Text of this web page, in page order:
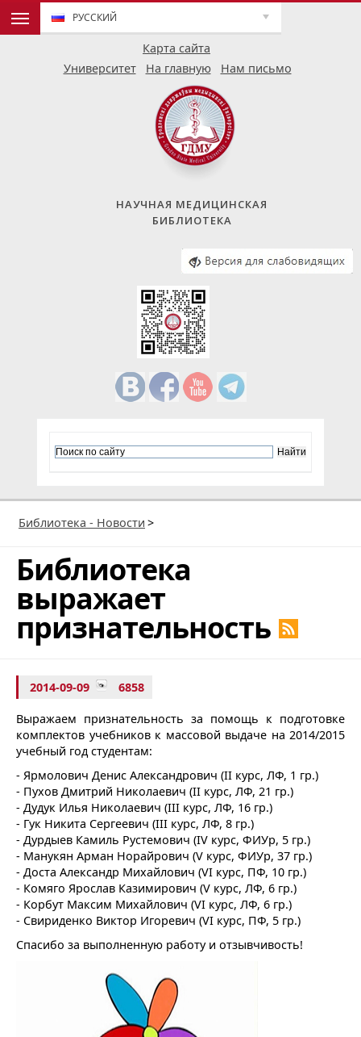
Карта сайта
РУССКИЙ
Университет На главную Нам письмо
НАУЧНАЯ МЕДИЦИНСКАЯ
БИБЛИОТЕКА
Библиотека - Новости >
Библиотека
выражает
признательность
2014-09-09 6858
Выражаем признательность за помощь к подготовке
комплектов учебников к массовой выдаче на 2014/2015
учебный год студентам:
- Ярмолович Денис Александрович (II курс, ЛФ, 1 гр.)
- Пухов Дмитрий Николаевич (II курс, ЛФ, 21 гр.)
- Дудук Илья Николаевич (III курс, ЛФ, 16 гр.)
- Гук Никита Сергеевич (III курс, ЛФ, 8 гр.)
- Дурдыев Камиль Рустемович (IV курс, ФИУр, 5 гр.)
- Манукян Арман Норайрович (V курс, ФИУр, 37 гр.)
- Доста Александр Михайлович (VI курс, ПФ, 10 гр.)
- Комяго Ярослав Казимирович (V курс, ЛФ, 6 гр.)
- Корбут Максим Михайлович (VI курс, ЛФ, 6 гр.)
- Свириденко Виктор Игоревич (VI курс, ПФ, 5 гр.)
Спасибо за выполненную работу и отзывчивость!